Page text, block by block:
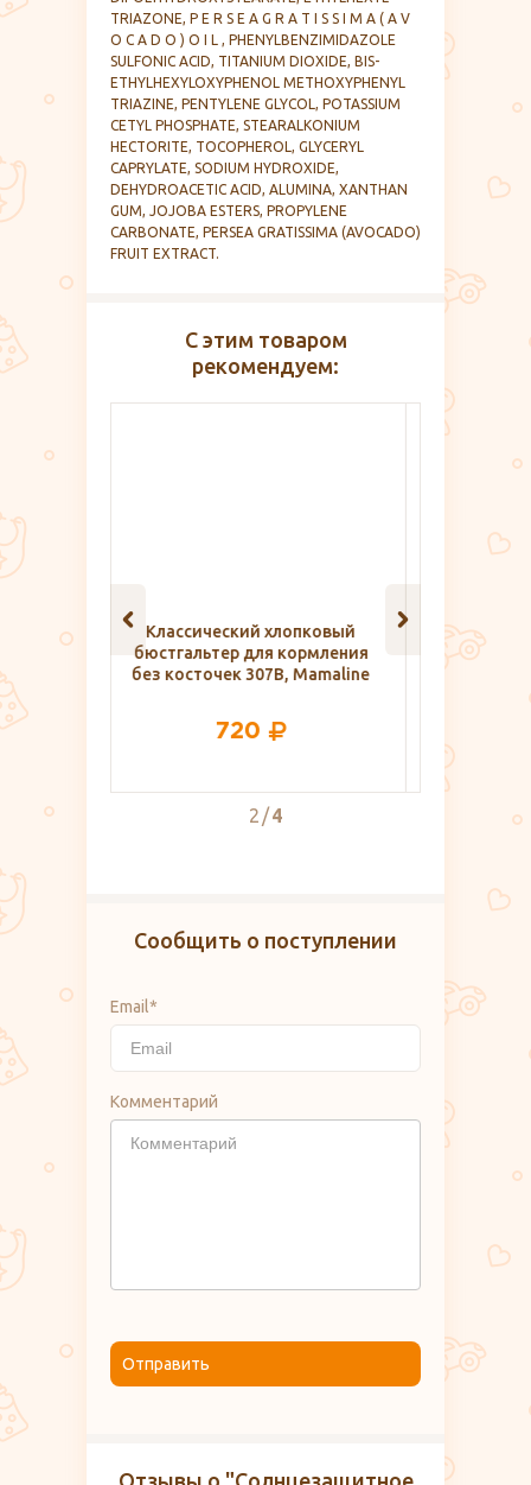
TRIAZONE, P E R S E A G R A T I S S I M A ( A V
O C A D O ) O I L , PHENYLBENZIMIDAZOLE
SULFONIC ACID, TITANIUM DIOXIDE, BIS-
ETHYLHEXYLOXYPHENOL METHOXYPHENYL
TRIAZINE, PENTYLENE GLYCOL, POTASSIUM
CETYL PHOSPHATE, STEARALKONIUM
HECTORITE, TOCOPHEROL, GLYCERYL
CAPRYLATE, SODIUM HYDROXIDE,
DEHYDROACETIC ACID, ALUMINA, XANTHAN
GUM, JOJOBA ESTERS, PROPYLENE
CARBONATE, PERSEA GRATISSIMA (AVOCADO)
FRUIT EXTRACT.
С этим товаром
рекомендуем:
Сорочка для кормления
EUROMAMA ем1106, розовый
909
2 4
Сообщить о поступлении
Email*
Комментарий
Отправить